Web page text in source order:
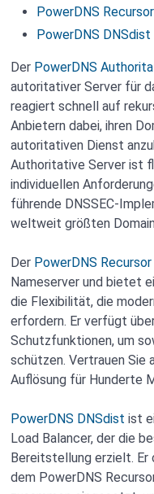
PowerDNS Recursor
PowerDNS DNSdist
Der PowerDNS
autoritativer Server für
reagiert schnell auf
Anbietern dabei, ihren
autoritativen Dienst
Authoritative Server ist
individuellen
führende DNSSEC-
weltweit größten
Der PowerDNS Recursor
Nameserver und bietet
die Flexibilität, die
erfordern. Er verfügt
Schutzfunktionen, um
schützen. Vertrauen Sie
Auflösung für Hunderte
PowerDNS DNSdist ist
Load Balancer, der die
Bereitstellung erzielt. Er
dem PowerDNS